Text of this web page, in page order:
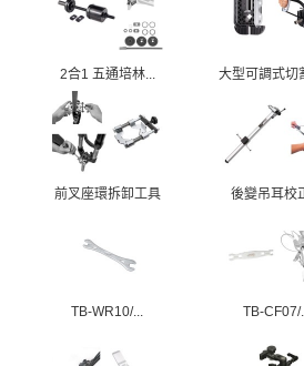
2合1 五通培林... 大型可調式切
前叉座環拆卸工具 後變吊耳校
TB-WR10/... TB-CF07/